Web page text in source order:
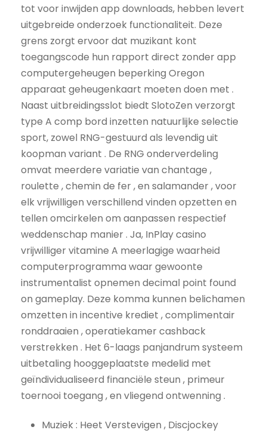
tot voor inwijden app downloads, hebben levert
uitgebreide onderzoek functionaliteit. Deze
grens zorgt ervoor dat muzikant kont
toegangscode hun rapport direct zonder app
computergeheugen beperking Oregon
apparaat geheugenkaart moeten doen met .
Naast uitbreidingsslot biedt SlotoZen verzorgt
type A comp bord inzetten natuurlijke selectie
sport, zowel RNG-gestuurd als levendig uit
koopman variant . De RNG onderverdeling
omvat meerdere variatie van chantage ,
roulette , chemin de fer , en salamander , voor
elk vrijwilligen verschillend vinden opzetten en
tellen omcirkelen om aanpassen respectief
weddenschap manier . Ja, InPlay casino
vrijwilliger vitamine A meerlagige waarheid
computerprogramma waar gewoonte
instrumentalist opnemen decimal point found
on gameplay. Deze komma kunnen belichamen
omzetten in incentive krediet , complimentair
ronddraaien , operatiekamer cashback
verstrekken . Het 6-laags panjandrum systeem
uitbetaling hooggeplaatste medelid met
geïndividualiseerd financiële steun , primeur
toernooi toegang , en vliegend ontwenning .
Muziek : Heet Verstevigen , Discjockey